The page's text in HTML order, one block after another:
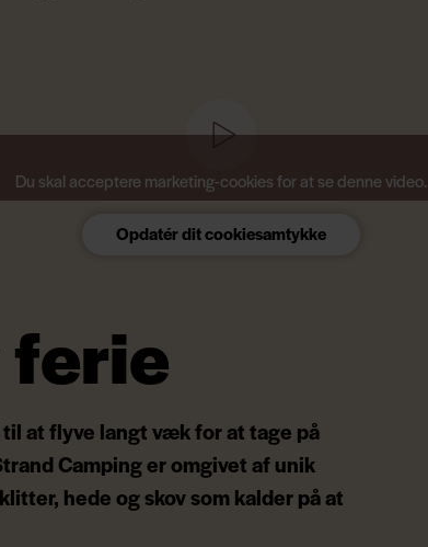
Du skal acceptere marketing-cookies for at se denne video.
Opdatér dit cookiesamtykke
at flyve langt væk for at tage på
Camping er omgivet af unik
hede og skov som kalder på at